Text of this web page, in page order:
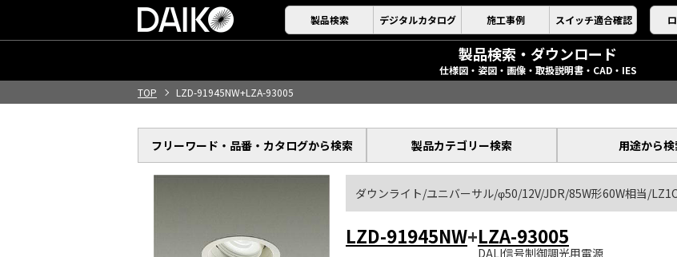
製品検索 デジタルカタログ 施工事例 スイッチ適合確認
製品検索・ダウンロード
仕様図・姿図・画像・取扱説明書・CAD・IES
TOP
LZD-91945NW+LZA-93005
フリーワード・品番・ カタログから検索 製品カテゴリー検索 用途から
ダウンライト/ユニバーサル/φ50/12V/JDR/85W形60W相当/
LZD-91945NW+LZA-93005
DALI信号制御調光用電源